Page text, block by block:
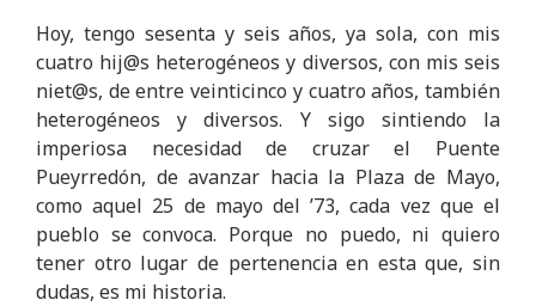
Hoy, tengo sesenta y seis años, ya sola, con mis
cuatro hij@s heterogéneos y diversos, con mis seis
niet@s, de entre veinticinco y cuatro años, también
heterogéneos y diversos. Y sigo sintiendo la
imperiosa necesidad de cruzar el Puente
Pueyrredón, de avanzar hacia la Plaza de Mayo,
como aquel 25 de mayo del ’73, cada vez que el
pueblo se convoca. Porque no puedo, ni quiero
tener otro lugar de pertenencia en esta que, sin
dudas, es mi historia.